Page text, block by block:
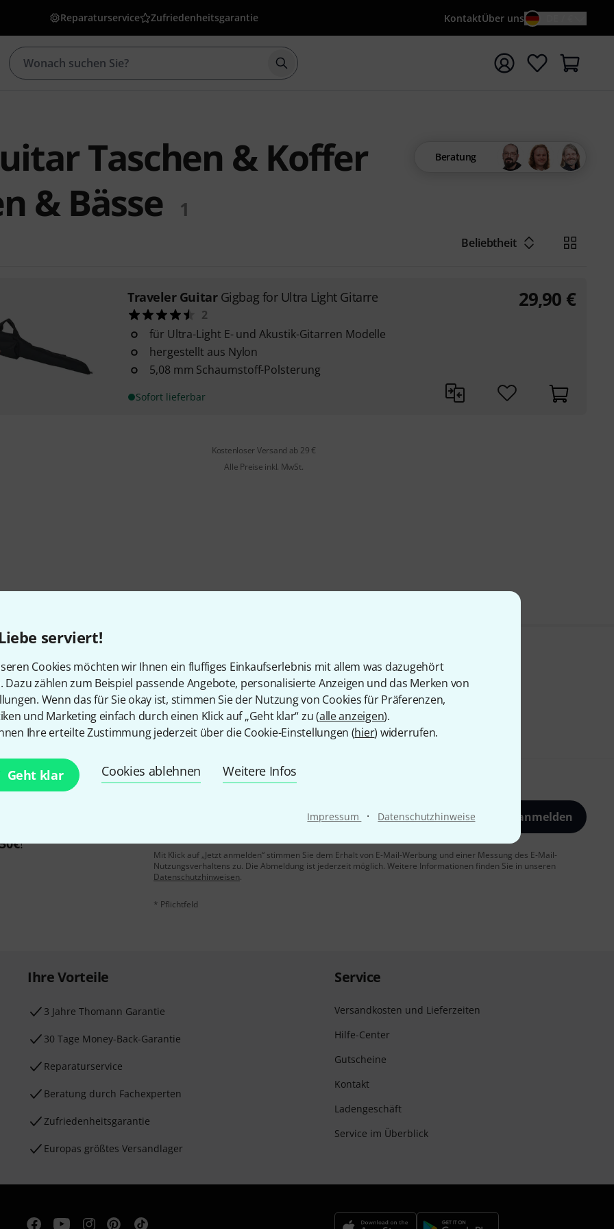
serviert!
Cookies möchten wir Ihnen ein fluffiges Einkaufserlebnis mit allem was dazugehört
Dazu zählen zum Beispiel passende Angebote, personalisierte Anzeigen und das Merken von
Wenn das für Sie okay ist, stimmen Sie der Nutzung von Cookies für Präferenzen,
und Marketing einfach durch einen Klick auf „Geht klar“ zu (alle anzeigen).
Ihre erteilte Zustimmung jederzeit über die Cookie-Einstellungen (hier) widerrufen.
Geht klar Cookies ablehnen Weitere Infos
Impressum · Datenschutzhinweise
Reparaturservice Zufriedenheitsgarantie KontaktÜber uns
Suche mit Suchwort {searchTerm} starten
Taschen & Koffer
& Bässe
1
Beratung
Beliebtheit
Traveler Guitar Gigbag for Ultra Light Gitarre
2
für Ultra-Light E- und Akustik-Gitarren Modelle
hergestellt aus Nylon
5,08 mm Schaumstoff-Polsterung
Sofort lieferbar
29,90 €
Kostenloser Versand ab 29 €
Alle Preise inkl. MwSt.
Gefällt Ihnen, was Sie sehen?
Teilen Hilfe & Feedback
mit etwas Glück
50€!
Jetzt anmelden
Mit Klick auf „Jetzt anmelden“ stimmen Sie dem Erhalt von E-Mail-Werbung und einer Messung des E-Mail-
Nutzungsverhaltens zu. Die Abmeldung ist jederzeit möglich. Weitere Informationen finden Sie in unseren
Datenschutzhinweisen.
* Pflichtfeld
Ihre Vorteile
3 Jahre Thomann Garantie
30 Tage Money-Back-Garantie
Reparaturservice
Beratung durch Fachexperten
Zufriedenheitsgarantie
Europas größtes Versandlager
Service
Versandkosten und Lieferzeiten
Hilfe-Center
Gutscheine
Kontakt
Ladengeschäft
Service im Überblick